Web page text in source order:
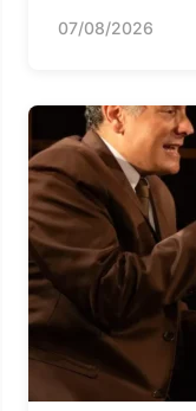
07/08/2026